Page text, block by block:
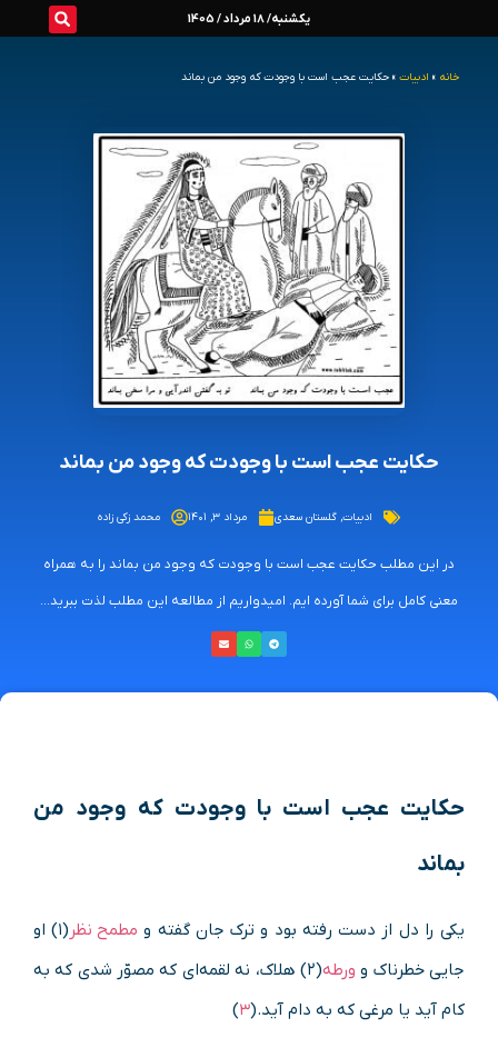
یکشنبه/ 18 مرداد / 1405
خانه» ادبیات» حکایت عجب است با وجودت که وجود من بماند
حکایت عجب است با وجودت که وجود من بماند
ادبیات,گلستان سعدی مرداد ۳, ۱۴۰۱ محمد زکی زاده
در این مطلب حکایت عجب است با وجودت که وجود من بماند را به همراه
معنی کامل برای شما آورده ایم. امیدواریم از مطالعه این مطلب لذت ببرید...
حکایت عجب است با وجودت که وجود من
بماند
یکی را دل از دست رفته بود و ترک جان گفته ومطمح نظر (۱) او
جایی خطرناک وورطه
(۲) هلاک، نه لقمه‌ای که مصوّر شدی که به
کام آید یا مرغی که به دام آید.(۳)